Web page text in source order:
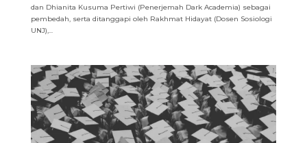
dan Dhianita Kusuma Pertiwi (Penerjemah Dark Academia) sebagai
pembedah, serta ditanggapi oleh Rakhmat Hidayat (Dosen Sosiologi
UNJ),...